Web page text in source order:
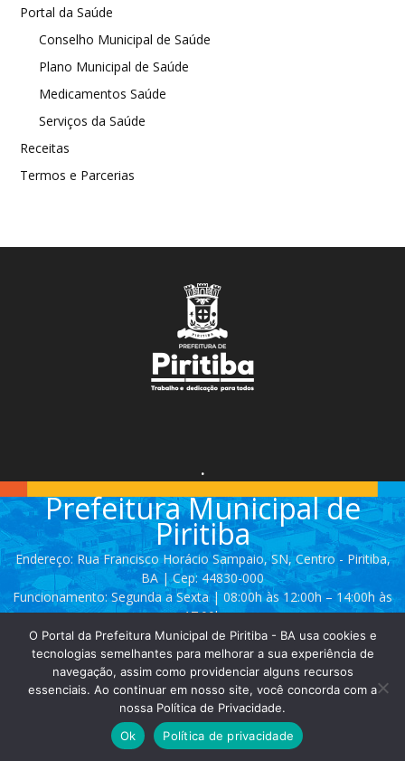
Portal da Saúde
Conselho Municipal de Saúde
Plano Municipal de Saúde
Medicamentos Saúde
Serviços da Saúde
Receitas
Termos e Parcerias
.
Prefeitura Municipal de
Piritiba
Endereço: Rua Francisco Horácio Sampaio, SN, Centro - Piritiba,
BA | Cep: 44830-000
Funcionamento: Segunda a Sexta | 08:00h às 12:00h – 14:00h às
17:00h
Telefone: (74) 3628 - 2111 / 3628 - 2153
Contato:comunicacao@piritiba.ba.gov.br
© Copyright 2025 | Todos os direitos reservados - Prefeitura de Piritiba
O Portal da Prefeitura Municipal de Piritiba - BA usa cookies e
tecnologias semelhantes para melhorar a sua experiência de
navegação, assim como providenciar alguns recursos
essenciais. Ao continuar em nosso site, você concorda com a
nossa Política de Privacidade.
Ok
Política de privacidade